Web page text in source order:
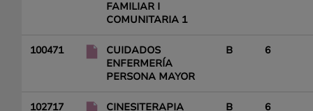
FAMILIAR I
COMUNITARIA 1
100471
CUIDADOS
ENFERMERÍA
PERSONA MAYOR
B 6
102717 CINESITERAPIA B 6